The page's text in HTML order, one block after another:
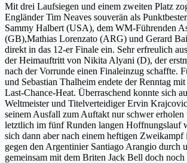
Mit drei Laufsiegen und einem zweiten Platz
Engländer Tim Neaves souverän als
Sammy Halbert (USA), dem WM-Führenden
(GB),Mathias Lorenzato (ARG) und Gerard
direkt in das 12-er Finale ein. Sehr erfreulich
der Heimauftritt von Nikita Alyani (D), der
nach der Vorrunde einen Finaleinzug schaffte.
und Sebastian Thalheim endete der Renntag
Last-Chance-Heat. Überraschend konnte sich
Weltmeister und Titelverteidiger Ervin
seinem Ausfall zum Auftakt nur schwer erholen
letztlich im fünf Runden langen Hoffnungslauf
sich dann aber nach einem heftigen Zweikampf
gegen den Argentinier Santiago Arangio durch
gemeinsam mit dem Briten Jack Bell doch